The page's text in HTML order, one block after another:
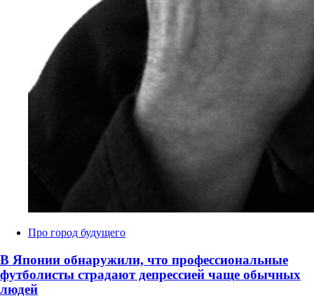
КатегорииПро город будущего
В Японии обнаружили, что профессиональные
футболисты страдают депрессией чаще обычных
людей